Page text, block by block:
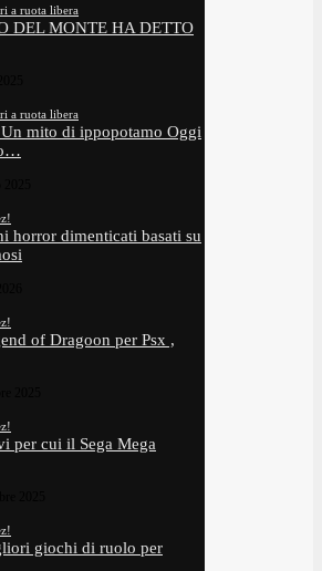
a ruota libera
DEL MONTE HA DETTO
a ruota libera
Un mito di ippopotamo Oggi
horror dimenticati basati su
of Dragoon per Psx ,
per cui il Sega Mega
giochi di ruolo per